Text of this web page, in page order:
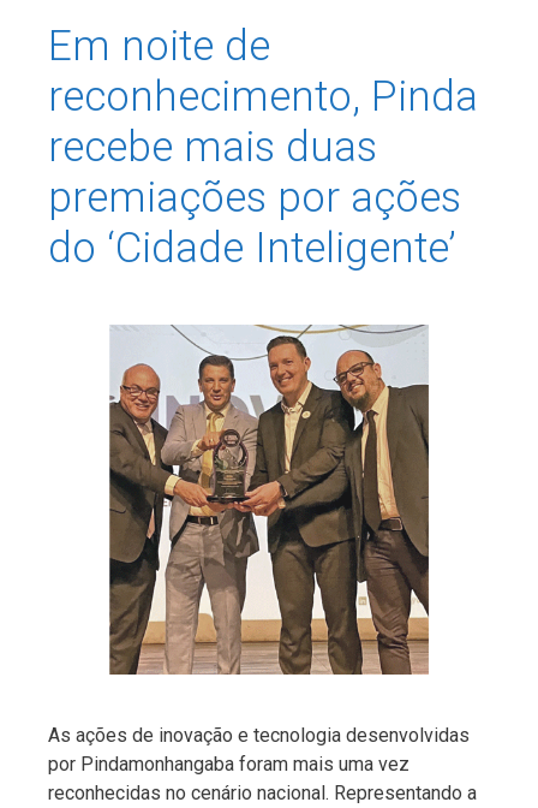
Em noite de
reconhecimento, Pinda
recebe mais duas
premiações por ações
do ‘Cidade Inteligente’
As ações de inovação e tecnologia desenvolvidas
por Pindamonhangaba foram mais uma vez
reconhecidas no cenário nacional. Representando a